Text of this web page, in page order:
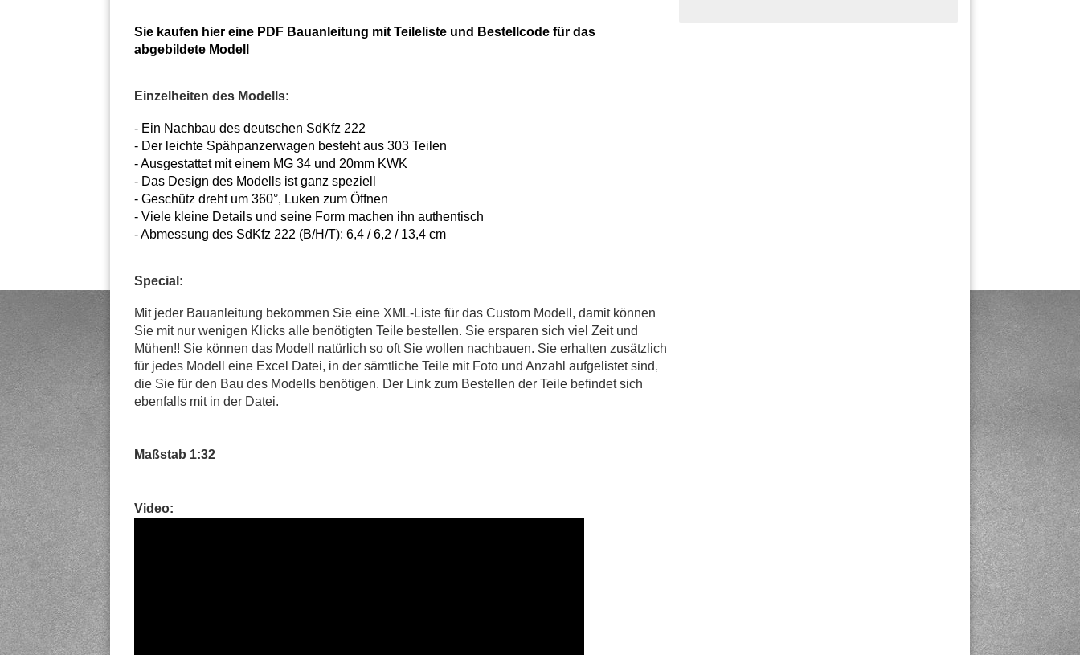
Sie kaufen hier eine PDF Bauanleitung mit Teileliste und Bestellcode für das
abgebildete Modell
Einzelheiten des Modells:
- Ein Nachbau des deutschen SdKfz 222
- Der leichte Spähpanzerwagen besteht aus 303 Teilen
- Ausgestattet mit einem MG 34 und 20mm KWK
- Das Design des Modells ist ganz speziell
- Geschütz dreht um 360°, Luken zum Öffnen
- Viele kleine Details und seine Form machen ihn authentisch
- Abmessung des SdKfz 222 (B/H/T): 6,4 / 6,2 / 13,4 cm
Special:
Mit jeder Bauanleitung bekommen Sie eine XML-Liste für das Custom Modell, damit können
Sie mit nur wenigen Klicks alle benötigten Teile bestellen. Sie ersparen sich viel Zeit und
Mühen!! Sie können das Modell natürlich so oft Sie wollen nachbauen. Sie erhalten zusätzlich
für jedes Modell eine Excel Datei, in der sämtliche Teile mit Foto und Anzahl aufgelistet sind,
die Sie für den Bau des Modells benötigen. Der Link zum Bestellen der Teile befindet sich
ebenfalls mit in der Datei.
Maßstab 1:32
Video: